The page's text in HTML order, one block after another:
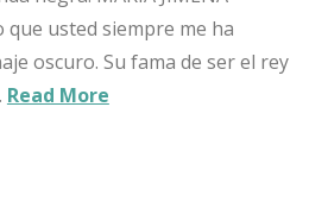
que usted siempre me ha
oscuro. Su fama de ser el rey
Read More